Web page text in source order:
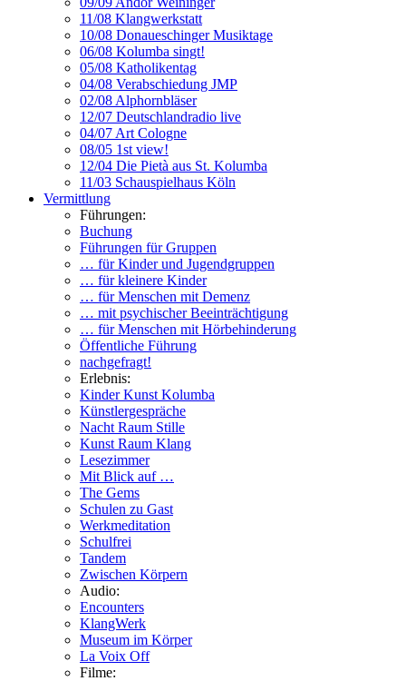
11/08 Klangwerkstatt
10/08 Donaueschinger Musiktage
06/08 Kolumba singt!
05/08 Katholikentag
04/08 Verabschiedung JMP
02/08 Alphornbläser
12/07 Deutschlandradio live
04/07 Art Cologne
08/05 1st view!
12/04 Die Pietà aus St. Kolumba
11/03 Schauspielhaus Köln
Vermittlung
Führungen:
Buchung
Führungen für Gruppen
… für Kinder und Jugendgruppen
… für kleinere Kinder
… für Menschen mit Demenz
… mit psychischer Beeinträchtigung
… für Menschen mit Hörbehinderung
Öffentliche Führung
nachgefragt!
Erlebnis:
Kinder Kunst Kolumba
Künstlergespräche
Nacht Raum Stille
Kunst Raum Klang
Lesezimmer
Mit Blick auf …
The Gems
Schulen zu Gast
Werkmeditation
Schulfrei
Tandem
Zwischen Körpern
Audio:
Encounters
KlangWerk
Museum im Körper
La Voix Off
Filme: